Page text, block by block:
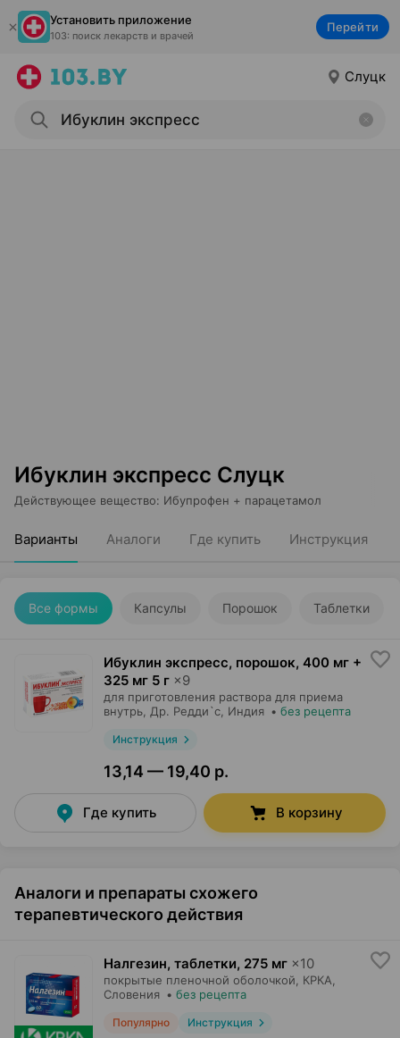
Установить приложение
103: поиск лекарств и врачей
Перейти
Слуцк
Ибуклин экспресс Слуцк
Действующее вещество: Ибупрофен + парацетамол
Варианты Аналоги Где купить Инструкция
Все формы Капсулы Порошок Таблетки
Ибуклин экспресс, порошок, 400 мг +
325 мг 5 г ×9
для приготовления раствора для приема
внутрь, Др. Редди`с , Индия • без рецепта
Инструкция
13,14 — 19,40 р.
Где купить В корзину
Аналоги и препараты схожего
терапевтического действия
Налгезин, таблетки, 275 мг ×10
покрытые пленочной оболочкой, КРКА
Словения • без рецепта
Популярно Инструкция